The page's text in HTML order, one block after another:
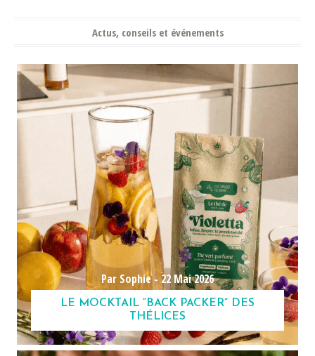
Actus, conseils et événements
Par Sophie -22 Mai 2026
LE MOCKTAIL “BACK PACKER” DES
THÉLICES